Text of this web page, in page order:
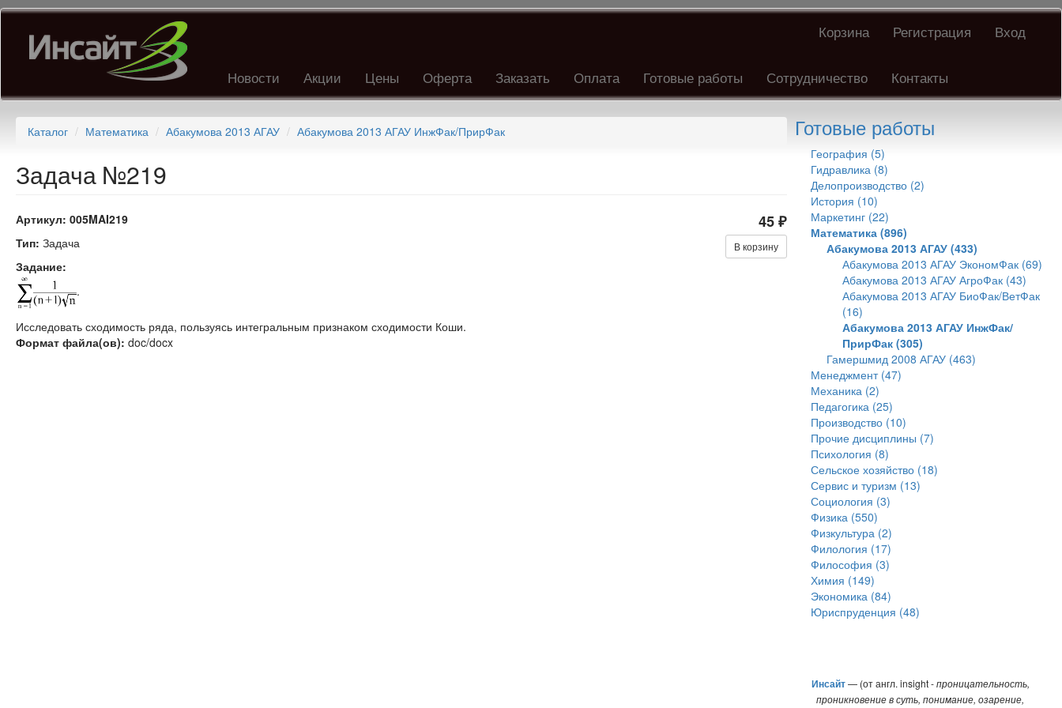
Перейти
основному
содержанию
Корзина Регистрация Вход
Новости Акции Цены Оферта Заказать Оплата Готовые работы Сотрудничество Контакты
Каталог Математика Абакумова 2013 АГАУ Абакумова 2013 АГАУ ИнжФак/ПрирФак
Задача №219
Артикул: 005MAI219 45 ₽
В корзину
Тип: Задача
Задание:
.
Исследовать сходимость ряда, пользуясь интегральным признаком сходимости Коши.
Формат файла(ов): doc/docx
Готовые работы
География (5)
Гидравлика (8)
Делопроизводство (2)
История (10)
Маркетинг (22)
Математика (896)
Абакумова 2013 АГАУ (433)
Абакумова 2013 АГАУ ЭкономФак (69)
Абакумова 2013 АГАУ АгроФак (43)
Абакумова 2013 АГАУ БиоФак/ВетФак
(16)
Абакумова 2013 АГАУ ИнжФак/
ПрирФак (305)
Гамершмид 2008 АГАУ (463)
Менеджмент (47)
Механика (2)
Педагогика (25)
Производство (10)
Прочие дисциплины (7)
Психология (8)
Сельское хозяйство (18)
Сервис и туризм (13)
Социология (3)
Физика (550)
Физкультура (2)
Филология (17)
Философия (3)
Химия (149)
Экономика (84)
Юриспруденция (48)
Инсайт— (от англ. insight -проницательность,
проникновение в суть, понимание, озарение,